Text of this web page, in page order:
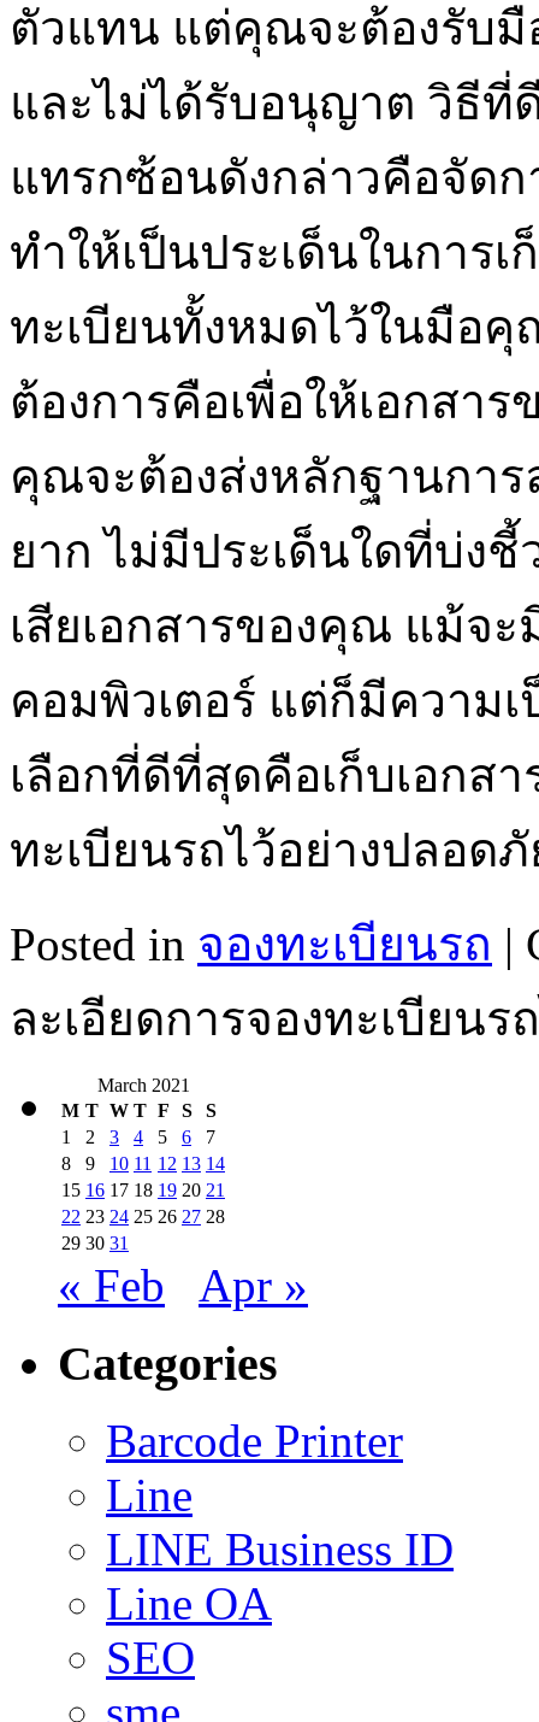
ตัวแทน แต่คุณจะต้องรับ
และไม่ได้รับอนุญาต วิธีที่
แทรกซ้อนดังกล่าวคือจัดก
ทำให้เป็นประเด็นในการ
ทะเบียนทั้งหมดไว้ในมือ
ต้องการคือเพื่อให้เอกสา
คุณจะต้องส่งหลักฐานการ
ยาก ไม่มีประเด็นใดที่บ่ง
เสียเอกสารของคุณ แม้จะ
คอมพิวเตอร์ แต่ก็มีความ
เลือกที่ดีที่สุดคือเก็บเอกส
ทะเบียนรถไว้อย่างปลอด
Posted in จองทะเบียนรถ |
ละเอียดการจองทะเบียน
March 2021
M T W T F S
S
1
2 3 4 5 6
7
8
9 10 11 12 13 14
15 16 17 18 19 20 21
22 23 24 25 26 27 28
29 30 31
« Feb Apr »
Categories
Barcode Printer
Line
LINE Business ID
Line OA
SEO